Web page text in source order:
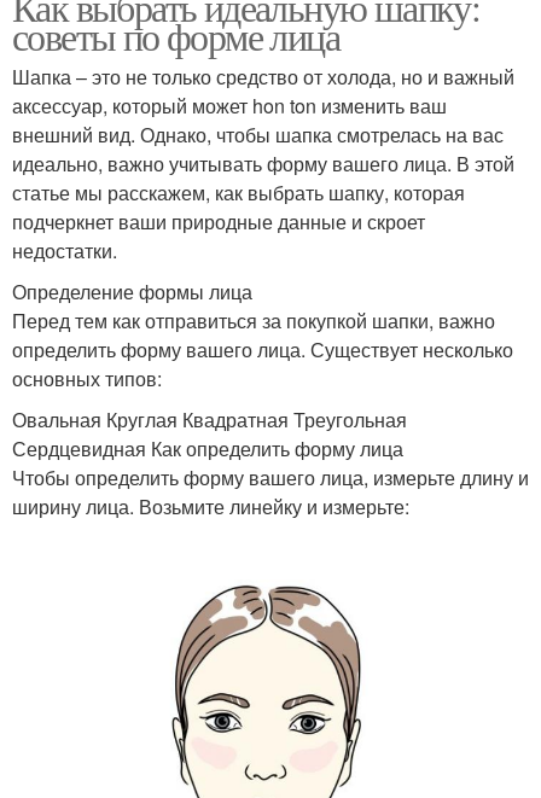
советы по форме лица
Шапка – это не только средство от холода, но и важный
аксессуар, который может hon ton изменить ваш
внешний вид. Однако, чтобы шапка смотрелась на вас
идеально, важно учитывать форму вашего лица. В этой
статье мы расскажем, как выбрать шапку, которая
подчеркнет ваши природные данные и скроет
недостатки.
Определение формы лица
Перед тем как отправиться за покупкой шапки, важно
определить форму вашего лица. Существует несколько
основных типов:
Овальная Круглая Квадратная Треугольная
Сердцевидная Как определить форму лица
Чтобы определить форму вашего лица, измерьте длину и
ширину лица. Возьмите линейку и измерьте: